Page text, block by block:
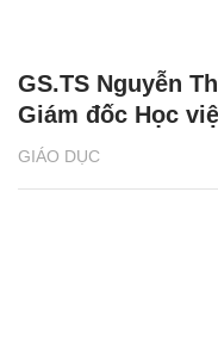
GIÁO DỤC
GS.TS Nguyễn
Giám đốc Học